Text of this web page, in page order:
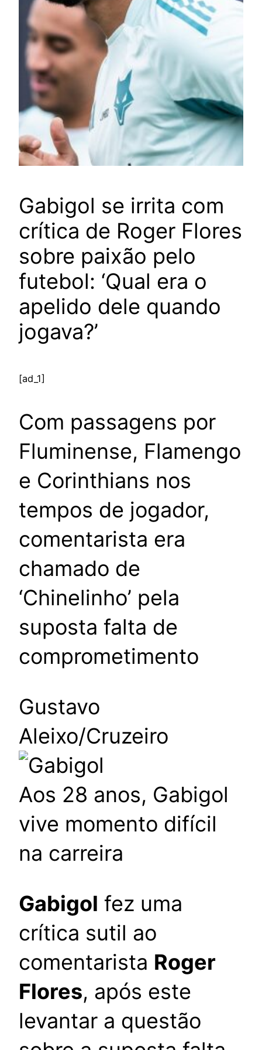
Gabigol se irrita com
crítica de Roger Flores
sobre paixão pelo
futebol: ‘Qual era o
apelido dele quando
jogava?’
[ad_1]
Com passagens por
Fluminense, Flamengo
e Corinthians nos
tempos de jogador,
comentarista era
chamado de
‘Chinelinho’ pela
suposta falta de
comprometimento
Gustavo
Aleixo/Cruzeiro
Aos 28 anos, Gabigol
vive momento difícil
na carreira
Gabigol fez uma
crítica sutil ao
comentarista Roger
Flores, após este
levantar a questão